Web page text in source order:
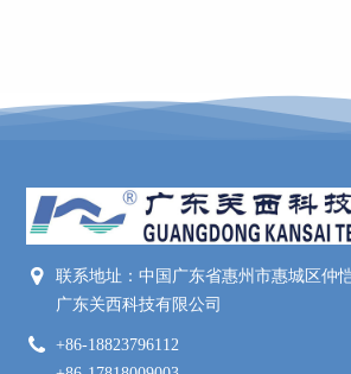
联系地址：中国广东省惠州市惠城区仲
广东关西科技有限公司
+86-18823796112